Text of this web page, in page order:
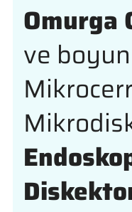
Omurga
ve boyun